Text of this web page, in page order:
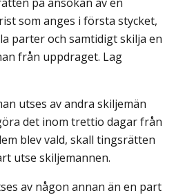
som anges i första stycket,
parter och samtidigt skilja en
från uppdraget. Lag
utses av andra skiljemän
det inom trettio dagar från
blev vald, skall tingsrätten
utse skiljemannen.
av någon annan än en part